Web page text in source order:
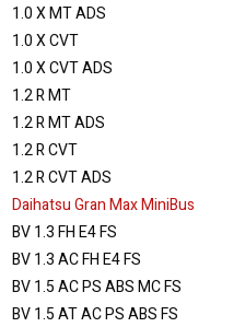
1.0 X MT ADS
1.0 X CVT
1.0 X CVT ADS
1.2 R MT
1.2 R MT ADS
1.2 R CVT
1.2 R CVT ADS
Daihatsu Gran Max MiniBus
BV 1.3 FH E4 FS
BV 1.3 AC FH E4 FS
BV 1.5 AC PS ABS MC FS
BV 1.5 AT AC PS ABS FS